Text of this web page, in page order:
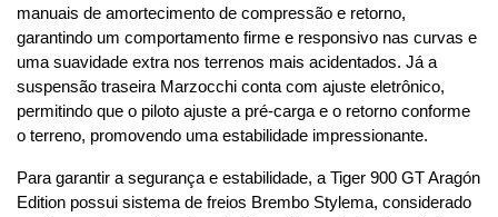
manuais de amortecimento de compressão e retorno,
garantindo um comportamento firme e responsivo nas curvas e
uma suavidade extra nos terrenos mais acidentados. Já a
suspensão traseira Marzocchi conta com ajuste eletrônico,
permitindo que o piloto ajuste a pré-carga e o retorno conforme
o terreno, promovendo uma estabilidade impressionante.
Para garantir a segurança e estabilidade, a Tiger 900 GT Aragón
Edition possui sistema de freios Brembo Stylema, considerado